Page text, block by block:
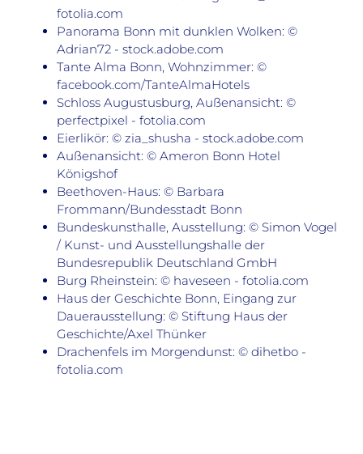
fotolia.com
Panorama Bonn mit dunklen Wolken: ©
Adrian72 - stock.adobe.com
Tante Alma Bonn, Wohnzimmer: ©
facebook.com/TanteAlmaHotels
Schloss Augustusburg, Außenansicht: ©
perfectpixel - fotolia.com
Eierlikör: © zia_shusha - stock.adobe.com
Außenansicht: © Ameron Bonn Hotel
Königshof
Beethoven-Haus: © Barbara
Frommann/Bundesstadt Bonn
Bundeskunsthalle, Ausstellung: © Simon Vogel
/ Kunst- und Ausstellungshalle der
Bundesrepublik Deutschland GmbH
Burg Rheinstein: © haveseen - fotolia.com
Haus der Geschichte Bonn, Eingang zur
Dauerausstellung: © Stiftung Haus der
Geschichte/Axel Thünker
Drachenfels im Morgendunst: © dihetbo -
fotolia.com